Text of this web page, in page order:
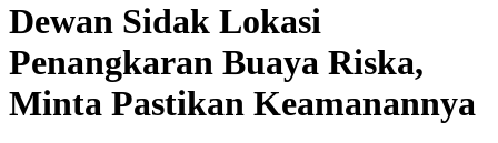
Dewan Sidak Lokasi
Penangkaran Buaya Riska,
Minta Pastikan Keamanannya